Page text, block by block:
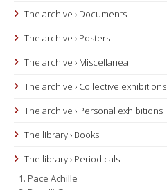
The archive › Documents
The archive › Posters
The archive › Miscellanea
The archive › Collective exhibitions
The archive › Personal exhibitions
The library › Books
The library › Periodicals
Pace Achille